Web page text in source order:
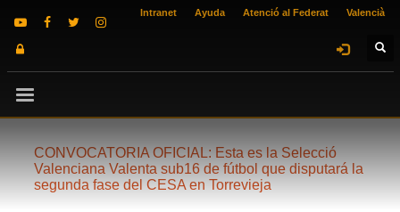
Intranet Ayuda Atenció al Federat Valencià
CONVOCATORIA OFICIAL: Esta es la Selecció
Valenciana Valenta sub16 de fútbol que disputará la
segunda fase del CESA en Torrevieja